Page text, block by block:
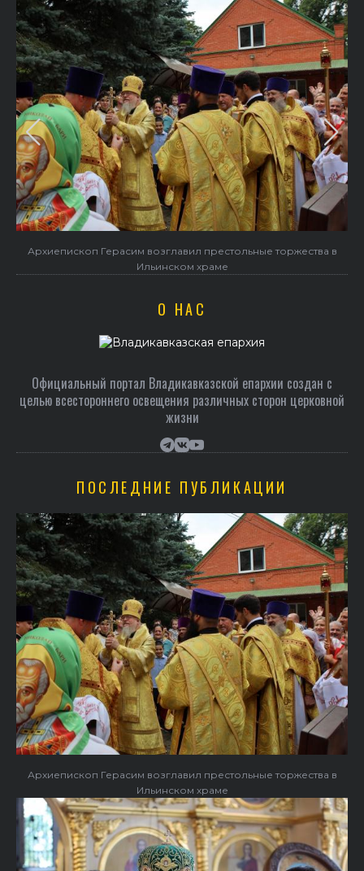
Архиепископ Герасим возглавил престольные торжества в
Ильинском храме
О НАС
Официальный портал Владикавказской епархии создан c
целью всестороннего освещения различных сторон церковной
жизни
ПОСЛЕДНИЕ ПУБЛИКАЦИИ
Архиепископ Герасим возглавил престольные торжества в
Ильинском храме